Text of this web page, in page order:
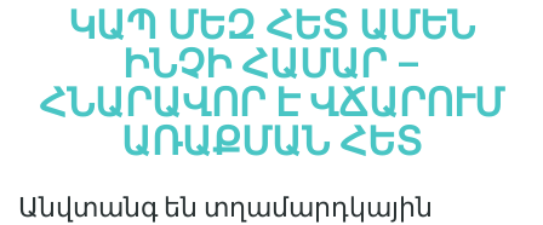
ԿԱՊ ՄԵԶ ՀԵՏ ԱՄԵՆ
ԻՆՉԻ ՀԱՄԱՐ –
ՀՆԱՐԱՎՈՐ Է ՎՃԱՐՈՒՄ
ԱՌԱՔՄԱՆ ՀԵՏ
Անվտանգ են տղամարդկային